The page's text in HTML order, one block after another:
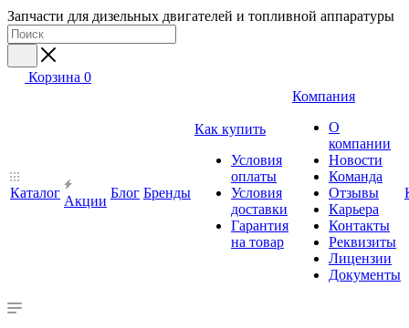
Запчасти для дизельных двигателей и топливной аппаратуры
Корзина 0
Каталог
Акции
Блог Бренды
Как купить
Условия
оплаты
Условия
доставки
Гарантия
на товар
Компания
О
компании
Новости
Команда
Отзывы
Карьера
Контакты
Реквизиты
Лицензии
Документы